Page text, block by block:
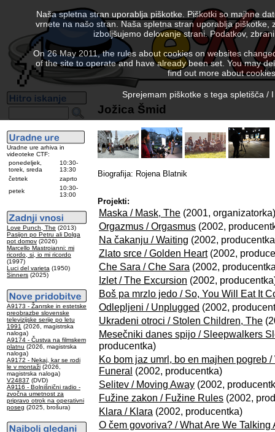
Uradne ure arhiva in
videoteke CTF:
ponedeljek,
torek, sreda
10:30-
13:30
četrtek
zaprto
petek
10:30-
13:00
Love Punch, The (2013)
Pasijon po Petru ali Dolga
pot domov (2026)
Marcello Mastroianni: mi
ricordo, si, io mi ricordo
(1997)
Luci del varieta (1950)
Sinners (2025)
A9173 - Žanrske in estetske
preobrazbe slovenske
televizijske serije po letu
1991 (2026, magistrska
naloga)
A9174 - Čustva na filmskem
platnu (2026, magistrska
naloga)
A9172 - Nekaj, kar se rodi
le v montaži (2026,
magistrska naloga)
V24837 (DVD)
A9116 - Bolnišnični radio -
zvočna umetnost za
pripravo otrok na operativni
poseg (2025, brošura)
Jožica Šmid
Biografija: Rojena Blatnik
Projekti:
Maska / Mask, The (2001, organizatorka)
Orgazmus / Orgasmus (2002,
Na čakanju / Waiting (2002,
Zlato srce / Golden Heart(2002,
Che Sara / Che Sara (2002,
Izlet / The Excursion (2002,
Boš pa mrzlo jedo / So, You Will Eat It
Odlepljeni / Unplugged (2002,
Ukradeni otroci / Stolen Children, The
Mesečniki danes spijo / Sleepwalkers
producentka)
Ko bom jaz umrl, bo en majhen pogreb
Funeral (2002, producentka)
Selitev / Moving Away (2002,
Fužine zakon / Fužine Rules (2002,
Klara / Klara (2002, producentka)
O čem govoriva? / What Are We Talking
Naša spletna stran uporablja piškotke. Piškotki so majhne
vrnete na našo stran. Naša spletna stran uporablja
izboljšujemo delovanje strani. Podatkov,
On 26 May 2011, the rules about cookies on websites
of the site to operate and have already been set. You may
find out more about
Sprejemam piškotke s tega spletišča /